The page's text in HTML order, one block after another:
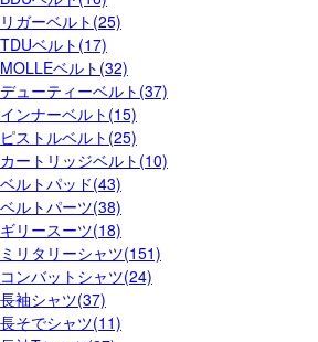
リガーベルト(25)
TDUベルト(17)
MOLLEベルト(32)
デューティーベルト(37)
インナーベルト(15)
ピストルベルト(25)
カートリッジベルト(10)
ベルトパッド(43)
ベルトパーツ(38)
ギリースーツ(18)
ミリタリーシャツ(151)
コンバットシャツ(24)
長袖シャツ(37)
長そでシャツ(11)